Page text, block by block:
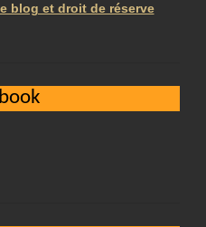
blog et droit de réserve